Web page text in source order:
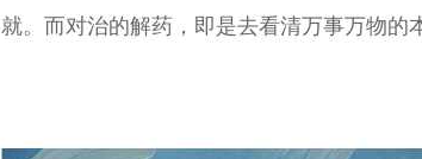
就。而对治的解药，即是去看清万事万物的